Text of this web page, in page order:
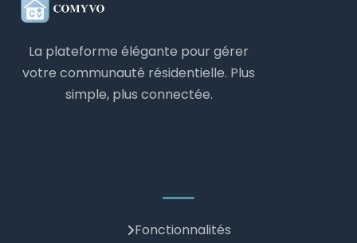
La plateforme élégante pour gérer
votre communauté résidentielle. Plus
simple, plus connectée.
Fonctionnalités